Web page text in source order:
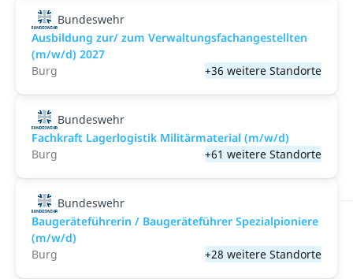
Bundeswehr
Ausbildung zur/ zum Verwaltungsfachangestellten
(m/w/d) 2027
Burg
+36 weitere Standorte
Bundeswehr
Fachkraft Lagerlogistik Militärmaterial (m/w/d)
Burg
+61 weitere Standorte
Bundeswehr
Baugeräteführerin / Baugeräteführer Spezialpioniere
(m/w/d)
Burg
+28 weitere Standorte